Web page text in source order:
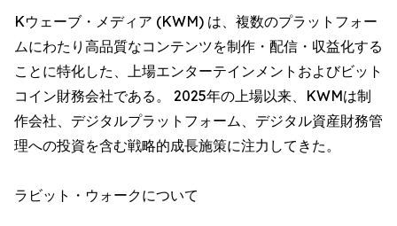
Kウェーブ・メディア (KWM) は、複数のプラットフォー
ムにわたり高品質なコンテンツを制作・配信・収益化する
ことに特化した、上場エンターテインメントおよびビット
コイン財務会社である。 2025年の上場以来、KWMは制
作会社、デジタルプラットフォーム、デジタル資産財務管
理への投資を含む戦略的成長施策に注力してきた。
ラビット・ウォークについて